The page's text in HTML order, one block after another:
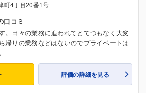
町4丁目20番1号
口コミ
。日々の業務に追われてとてつもなく大変
帰りの業務などはないのでプライベートは
評価の詳細を見る